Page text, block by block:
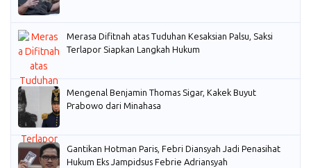
Merasa Difitnah atas Tuduhan Kesaksian Palsu, Saksi
Terlapor Siapkan Langkah Hukum
Mengenal Benjamin Thomas Sigar, Kakek Buyut
Prabowo dari Minahasa
Gantikan Hotman Paris, Febri Diansyah Jadi Penasihat
Hukum Eks Jampidsus Febrie Adriansyah